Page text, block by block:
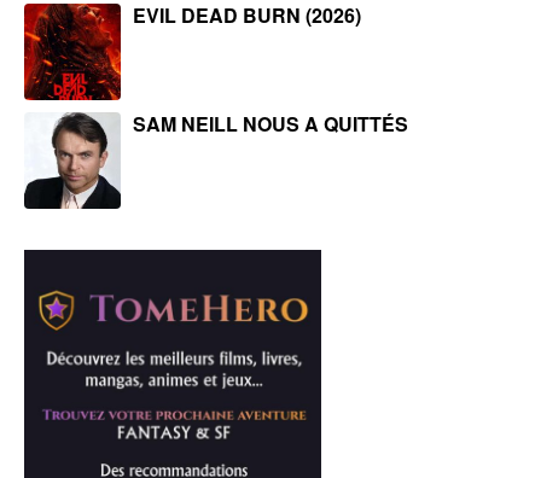
EVIL DEAD BURN (2026)
SAM NEILL NOUS A QUITTÉS